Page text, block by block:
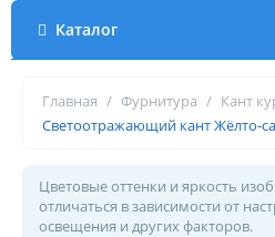
Каталог
Главная / Фурнитура / Кант
Светоотражающий кант Жёлто-
Цветовые оттенки и яркость
отличаться в зависимости от
освещения и других факторов.